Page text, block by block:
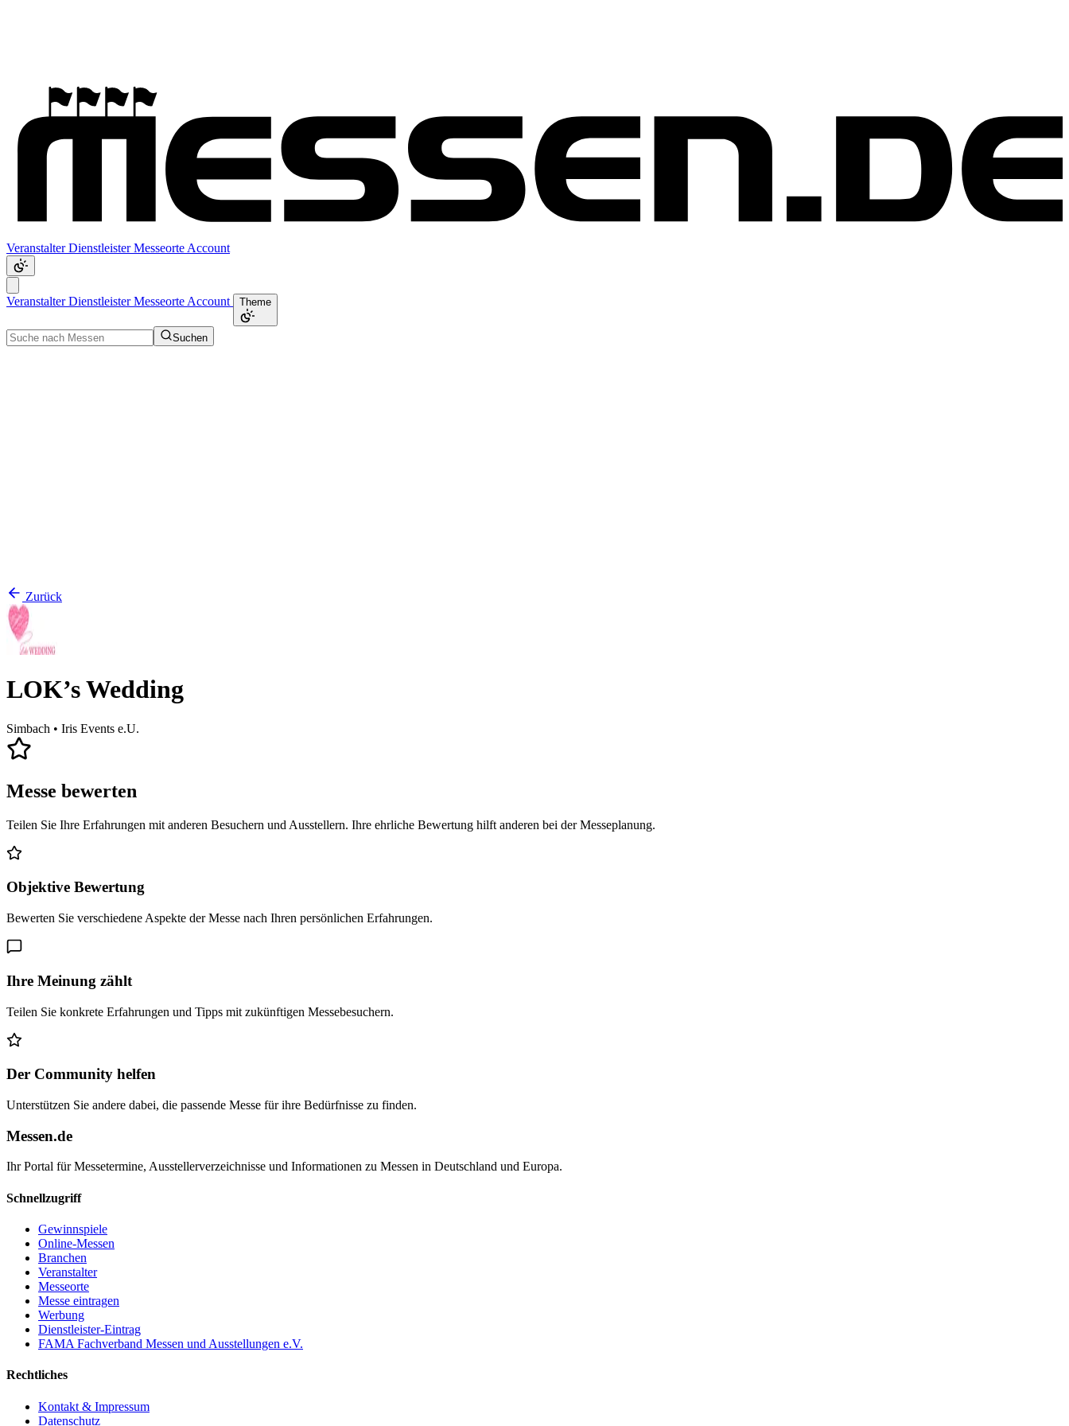
VeranstalterDienstleisterMesseorte Account
VeranstalterDienstleisterMesseorte Account Theme
Suchen
Zurück
LOK’s Wedding
Simbach • Iris Events e.U.
Messe bewerten
Teilen Sie Ihre Erfahrungen mit anderen Besuchern und Ausstellern. Ihre ehrliche Bewertung hilft anderen bei der Messeplanung.
Objektive Bewertung
Bewerten Sie verschiedene Aspekte der Messe nach Ihren persönlichen Erfahrungen.
Ihre Meinung zählt
Teilen Sie konkrete Erfahrungen und Tipps mit zukünftigen Messebesuchern.
Der Community helfen
Unterstützen Sie andere dabei, die passende Messe für ihre Bedürfnisse zu finden.
Messen.de
Ihr Portal für Messetermine, Ausstellerverzeichnisse und Informationen zu Messen in Deutschland und Europa.
Schnellzugriff
Gewinnspiele
Online-Messen
Branchen
Veranstalter
Messeorte
Messe eintragen
Werbung
Dienstleister-Eintrag
FAMA Fachverband Messen und Ausstellungen e.V.
Rechtliches
Kontakt & Impressum
Datenschutz